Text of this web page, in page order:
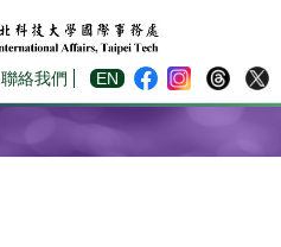
聯絡我們 EN